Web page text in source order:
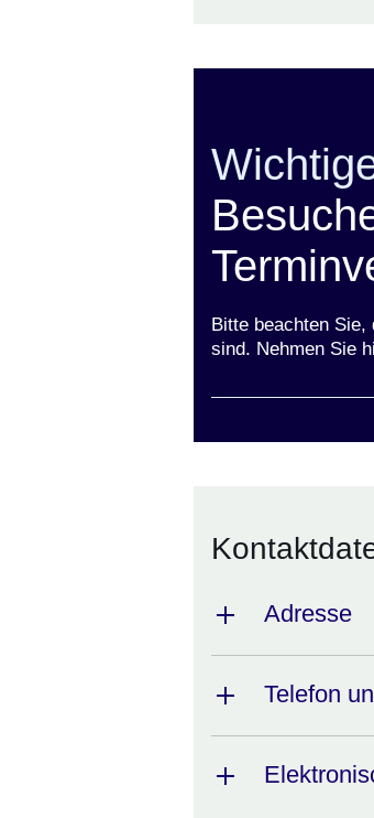
Bitte beachten
sind. Nehmen Sie
Adresse
Telefon